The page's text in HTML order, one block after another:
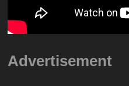
Advertisement